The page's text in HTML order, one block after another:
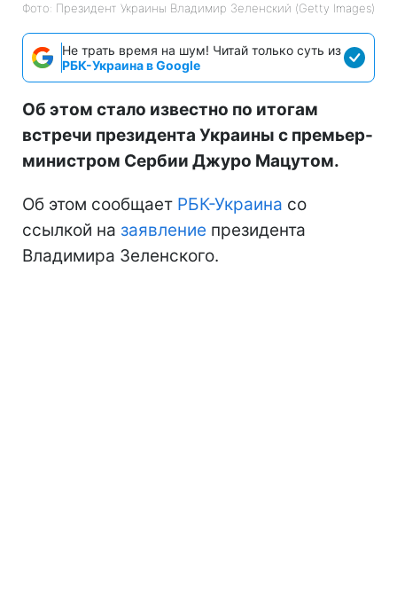
Фото: Президент Украины Владимир Зеленский (Getty Images)
Не трать время на шум! Читай только суть из
РБК-Украина в Google
Об этом стало известно по итогам
встречи президента Украины с премьер-
министром Сербии Джуро Мацутом.
Об этом сообщает РБК-Украина со
ссылкой на заявление президента
Владимира Зеленского.